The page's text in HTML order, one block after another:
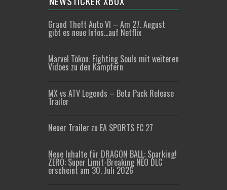
Grand Theft Auto VI – Am 27. August
gibt es neue Infos…auf Netflix
Marvel Tōkon: Fighting Souls mit weiteren
Vidoes zu den Kämpfern
MX vs ATV Legends – Beta Pack Release
Trailer
Neuer Trailer zu EA SPORTS FC 27
Neue Inhalte für DRAGON BALL: Sparking!
ZERO: Super Limit-Breaking NEO DLC
erscheint am 30. Juli 2026